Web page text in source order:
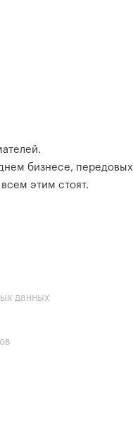
бизнесе, передовых
этим стоят.
данных